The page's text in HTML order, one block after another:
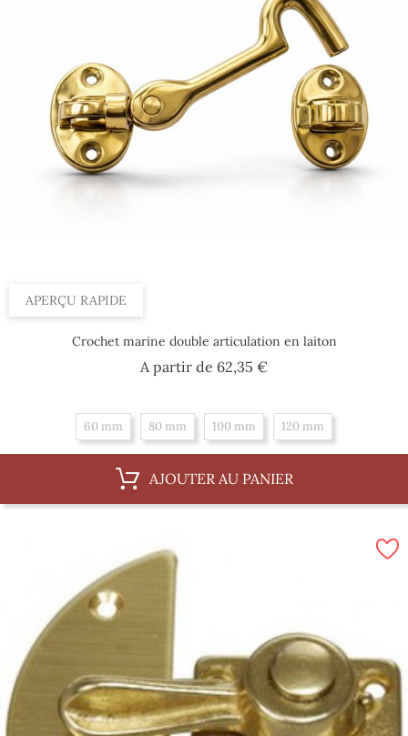
APERÇU RAPIDE
Crochet marine double articulation en laiton
A partir de 62,35 €Prix
60 mm 80 mm 100 mm 120 mm
AJOUTER AU PANIER